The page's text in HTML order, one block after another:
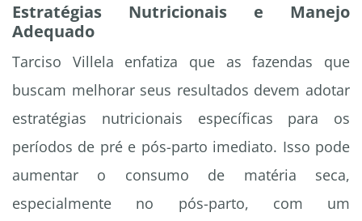
Estratégias Nutricionais e Manejo
Adequado
Tarciso Villela enfatiza que as fazendas que
buscam melhorar seus resultados devem adotar
estratégias nutricionais específicas para os
períodos de pré e pós-parto imediato. Isso pode
aumentar o consumo de matéria seca,
especialmente no pós-parto, com um